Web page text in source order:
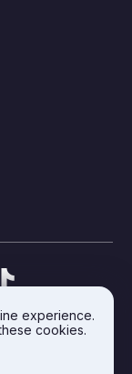
experience.
cookies.